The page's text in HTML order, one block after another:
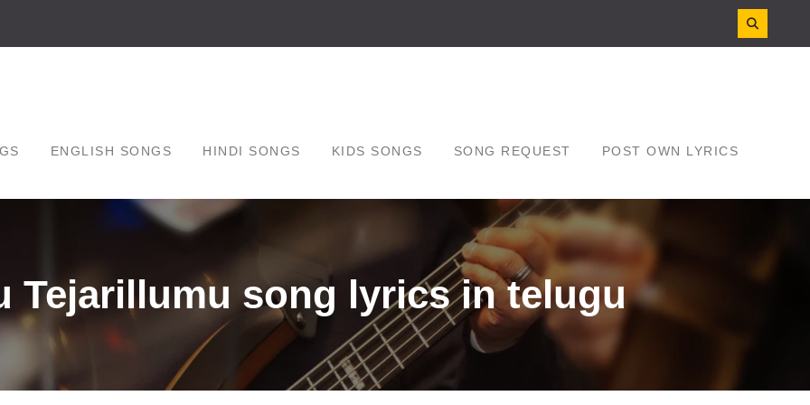
ENGLISH SONGS HINDI SONGS KIDS SONGS SONG REQUEST POST OWN LYRICS
Tejarillumu song lyrics in telugu